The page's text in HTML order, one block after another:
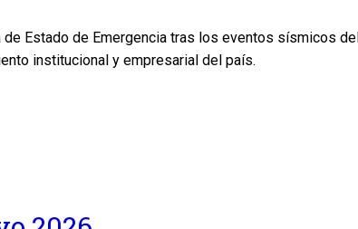
Estado de Emergencia tras los eventos sísmicos
institucional y empresarial del país.